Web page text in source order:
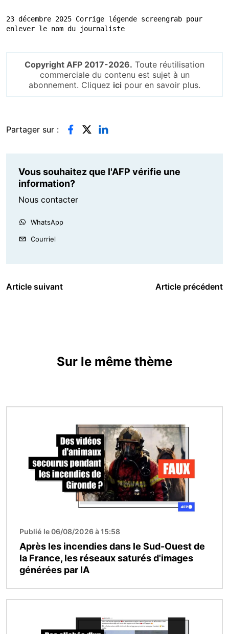
23 décembre 2025 Corrige légende screengrab pour
enlever le nom du journaliste
Copyright AFP 2017-2026. Toute réutilisation
commerciale du contenu est sujet à un
abonnement. Cliquez ici pour en savoir plus.
Partager sur :
Vous souhaitez que l'AFP vérifie une
information?
Nous contacter
WhatsApp
Courriel
Article suivant Article précédent
Sur le même thème
Publié le 06/08/2026 à 15:58
Après les incendies dans le Sud-Ouest de
la France, les réseaux saturés d'images
générées par IA